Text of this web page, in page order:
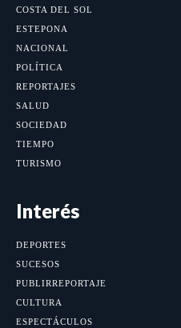
COSTA DEL SOL
ESTEPONA
NACIONAL
POLÍTICA
REPORTAJES
SALUD
SOCIEDAD
TIEMPO
TURISMO
Interés
DEPORTES
SUCESOS
PUBLIRREPORTAJE
CULTURA
ESPECTÁCULOS